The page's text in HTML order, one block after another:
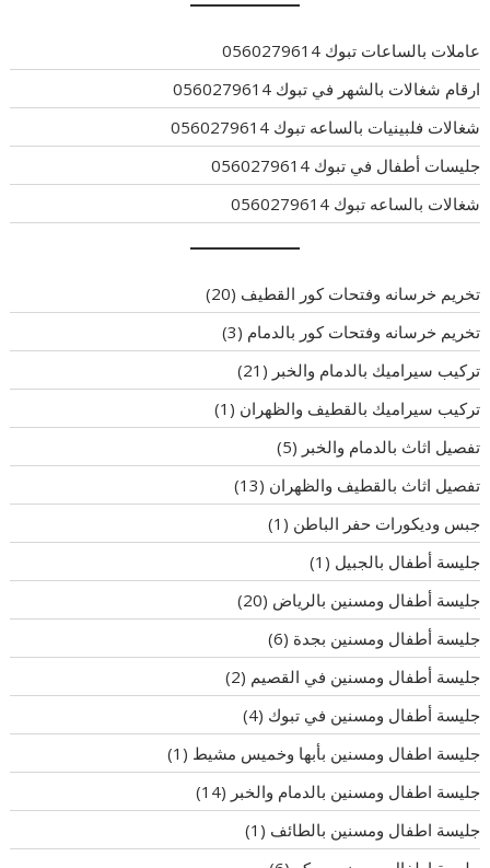
عاملات بالساعات تبوك 0560279614
ارقام شغالات بالشهر في تبوك 0560279614
شغالات فلبينيات بالساعه تبوك 0560279614
جليسات أطفال في تبوك 0560279614
شغالات بالساعه تبوك 0560279614
تخريم خرسانه وفتحات كور القطيف (20)
تخريم خرسانه وفتحات كور بالدمام (3)
تركيب سيراميك بالدمام والخبر (21)
تركيب سيراميك بالقطيف والظهران (1)
تفصيل اثاث بالدمام والخبر (5)
تفصيل اثاث بالقطيف والظهران (13)
جبس وديكورات حفر الباطن (1)
جليسة أطفال بالجبيل (1)
جليسة أطفال ومسنين بالرياض (20)
جليسة أطفال ومسنين بجدة (6)
جليسة أطفال ومسنين في القصيم (2)
جليسة أطفال ومسنين في تبوك (4)
جليسة اطفال ومسنين بأبها وخميس مشيط (1)
جليسة اطفال ومسنين بالدمام والخبر (14)
جليسة اطفال ومسنين بالطائف (1)